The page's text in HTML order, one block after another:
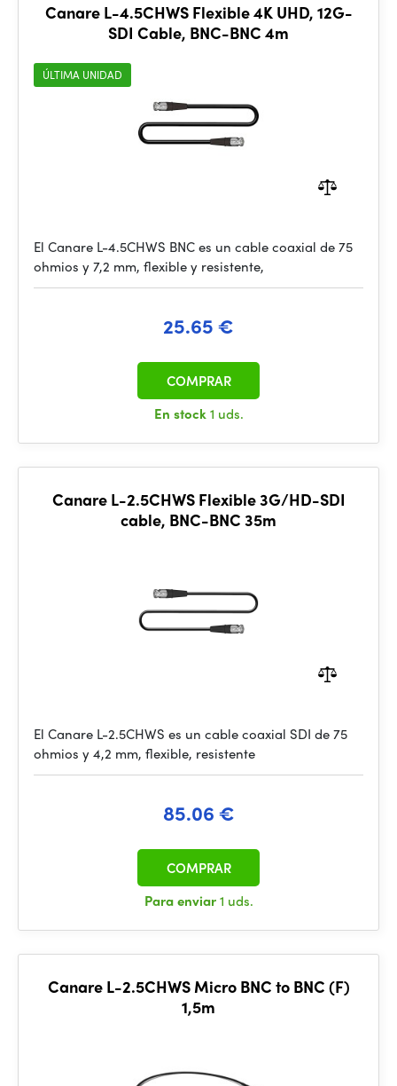
Canare L-4.5CHWS Flexible 4K UHD, 12G-
SDI Cable, BNC-BNC 4m
ÚLTIMA UNIDAD
El Canare L-4.5CHWS BNC es un cable coaxial de 75
ohmios y 7,2 mm, flexible y resistente,
25.65 €
En stock1 uds.
COMPRAR
Canare L-2.5CHWS Flexible 3G/HD-SDI
cable, BNC-BNC 35m
El Canare L-2.5CHWS es un cable coaxial SDI de 75
ohmios y 4,2 mm, flexible, resistente
85.06 €
Para enviar1 uds.
COMPRAR
Canare L-2.5CHWS Micro BNC to BNC (F)
1,5m